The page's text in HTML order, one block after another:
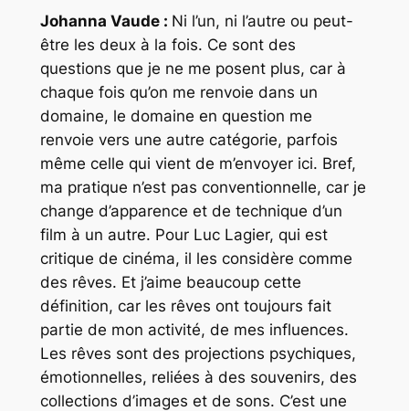
Johanna Vaude : Ni l’un, ni l’autre ou peut-
être les deux à la fois. Ce sont des
questions que je ne me posent plus, car à
chaque fois qu’on me renvoie dans un
domaine, le domaine en question me
renvoie vers une autre catégorie, parfois
même celle qui vient de m’envoyer ici. Bref,
ma pratique n’est pas conventionnelle, car je
change d’apparence et de technique d’un
film à un autre. Pour Luc Lagier, qui est
critique de cinéma, il les considère comme
des rêves. Et j’aime beaucoup cette
définition, car les rêves ont toujours fait
partie de mon activité, de mes influences.
Les rêves sont des projections psychiques,
émotionnelles, reliées à des souvenirs, des
collections d’images et de sons. C’est une